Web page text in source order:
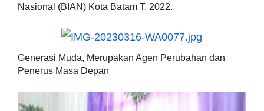
Nasional (BIAN) Kota Batam T. 2022.
Generasi Muda, Merupakan Agen Perubahan dan
Penerus Masa Depan